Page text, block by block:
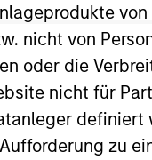
nicht von
oder die
nicht für
zu
educational
perform well in
on this
that you are
and does not
site. In no